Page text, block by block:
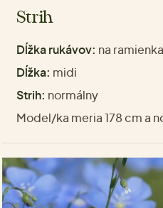
Strih
Dĺžka rukávov: na ramienka
Dĺžka: midi
Strih: normálny
Model/ka meria 178 cm a